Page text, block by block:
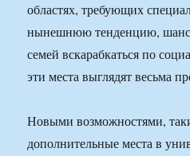
областях, требующих
нынешнюю тенденцию,
семей вскарабкаться по
эти места выглядят весьма
Новыми возможностями,
дополнительные места в